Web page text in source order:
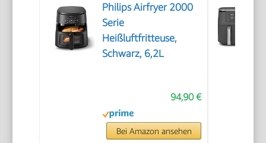
Philips Airfryer 2000
Serie
Heißluftfritteuse,
Schwarz, 6,2L
94,90 €
Bei Amazon ansehen